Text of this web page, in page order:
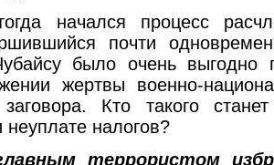
начался процесс
почти
было очень выгодно
жертвы военно-
заговора. Кто такого
налогов?
террористом